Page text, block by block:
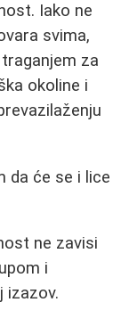
Iako ne
svima,
za
okoline i
da će se i lice
ne zavisi
i
izazov.